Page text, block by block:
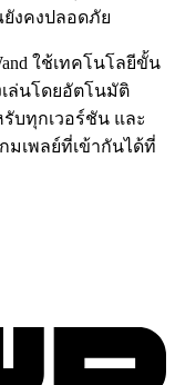
งคงปลอดภัย
ใช้เทคโนโลยีขั้น
ล่นโดยอัตโนมัติ
บทุกเวอร์ชัน และ
มเพลย์ที่เข้ากันได้ที่